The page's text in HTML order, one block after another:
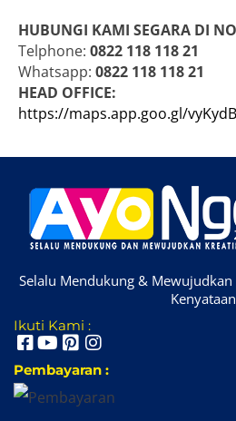
HUBUNGI KAMI SEGARA DI
Telphone: 0822 118 118 21
Whatsapp: 0822 118 118 21
HEAD OFFICE:
https://maps.app.goo.gl/
Selalu Mendukung &
Kenyataan
Ikuti Kami :
Pembayaran :